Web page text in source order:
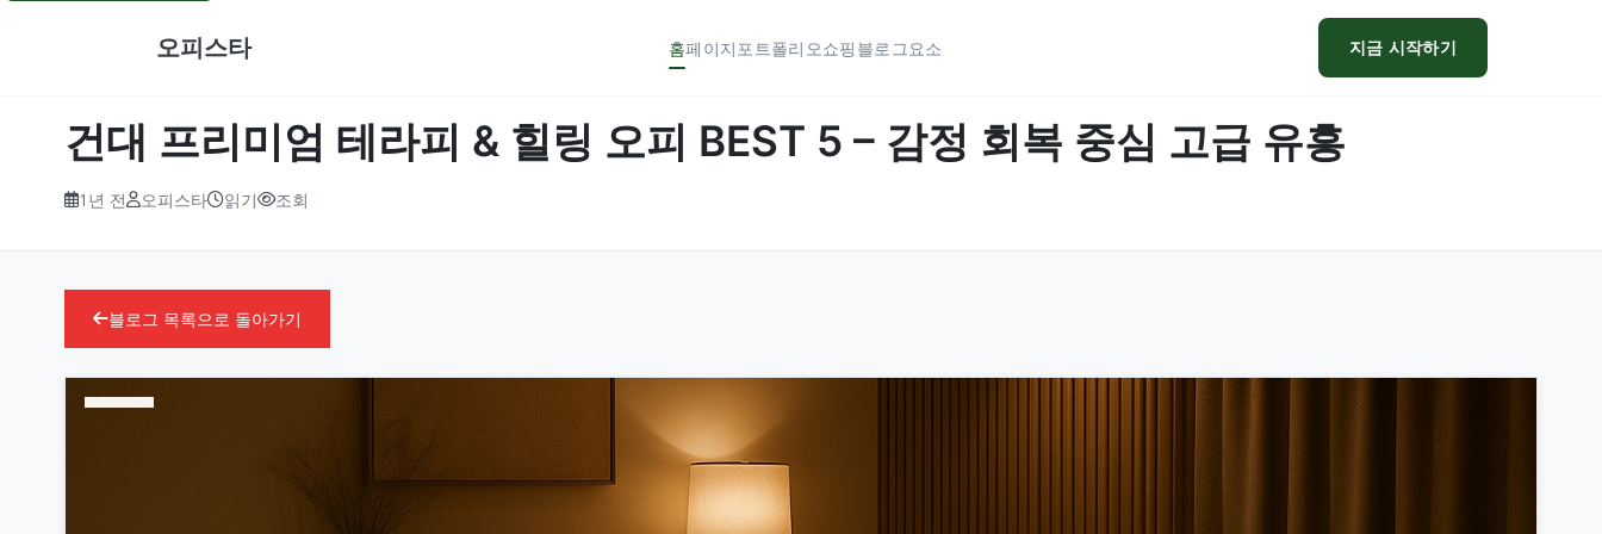
오피스타 홈페이지 포트폴리오쇼핑 블로그 요소 지금 시작하기
건대 프리미엄 테라피 & 힐링 오피 BEST 5 – 감정 회복 중심 고급 유흥
1년 전 오피스타 읽기 조회
블로그 목록으로 돌아가기